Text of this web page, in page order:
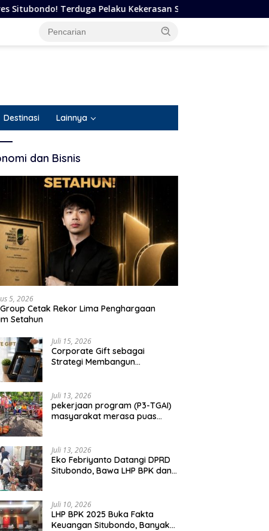
Seksual terhadap Remaja 14 Tahun Ditangkap di
Destinasi Lainnya
dan Bisnis
5, 2026
Cetak Rekor Lima Penghargaan
Setahun
Juli 15, 2026
Corporate Gift sebagai
Strategi Membangun
Juli 13, 2026
pekerjaan program (P3-TGAI)
masyarakat merasa puas
Juli 13, 2026
Eko Febriyanto Datangi DPRD
Situbondo, Bawa LHP BPK dan
Juli 10, 2026
LHP BPK 2025 Buka Fakta
Keuangan Situbondo, Banyak